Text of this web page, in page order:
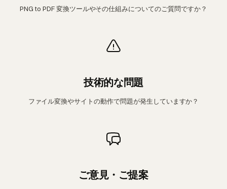
PNG to PDF 変換ツールやその仕組みについてのご質問ですか？
技術的な問題
ファイル変換やサイトの動作で問題が発生していますか？
ご意見・ご提案